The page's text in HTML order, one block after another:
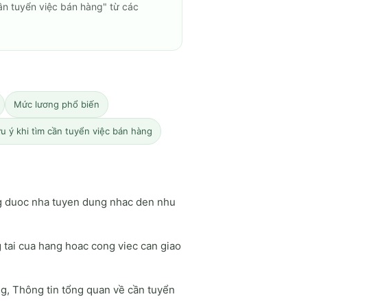
tuyển việc bán hàng" từ các
Mức lương phổ biến
ý khi tìm cần tuyển việc bán hàng
nha tuyen dung nhac den nhu
cua hang hoac cong viec can giao
Thông tin tổng quan về cần tuyển